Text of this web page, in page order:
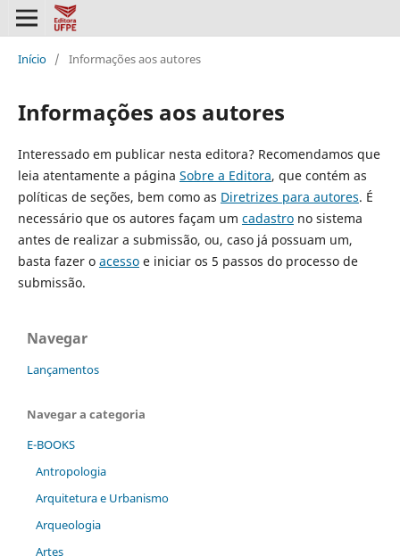
Início / Informações aos autores
Informações aos autores
Interessado em publicar nesta editora? Recomendamos que
leia atentamente a página Sobre a Editora, que contém as
políticas de seções, bem como as Diretrizes para autores. É
necessário que os autores façam um cadastrono sistema
antes de realizar a submissão, ou, caso já possuam um,
basta fazer o acessoe iniciar os 5 passos do processo de
submissão.
Navegar
Lançamentos
Navegar a categoria
E-BOOKS
Antropologia
Arquitetura e Urbanismo
Arqueologia
Artes